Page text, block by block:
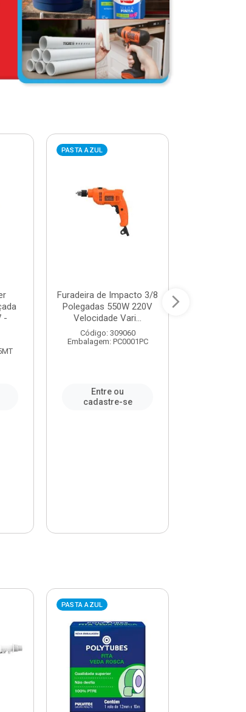
-
PASTA AZUL
Furadeira de Impacto 3/8
Polegadas 550W 220V
Velocidade Vari...
Código: 309060
Embalagem: PC0001PC
Entre ou
cadastre-se
PASTA AZUL